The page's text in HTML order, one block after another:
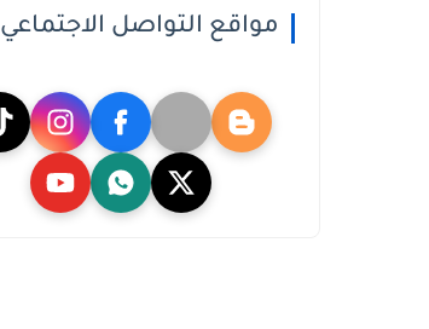
مواقع التواصل الاجتماعي